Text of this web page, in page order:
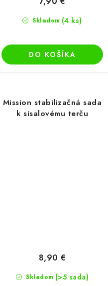
Skladom (4 ks)
DO KOŠÍKA
Mission stabilizačná sada
k sisalovému terču
Skladom (>5 sada)
8,90 €